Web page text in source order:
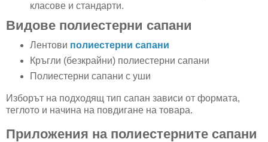
класове и стандарти.
Видове полиестерни сапани
Лентови полиестерни сапани
Кръгли (безкрайни) полиестерни сапани
Полиестерни сапани с уши
Изборът на подходящ тип сапан зависи от формата,
теглото и начина на повдигане на товара.
Приложения на полиестерните сапани